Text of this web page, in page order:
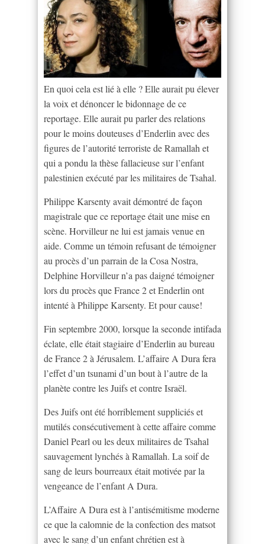
En quoi cela est lié à elle ? Elle aurait pu élever
la voix et dénoncer le bidonnage de ce
reportage. Elle aurait pu parler des relations
pour le moins douteuses d’Enderlin avec des
figures de l’autorité terroriste de Ramallah et
qui a pondu la thèse fallacieuse sur l’enfant
palestinien exécuté par les militaires de Tsahal.
Philippe Karsenty avait démontré de façon
magistrale que ce reportage était une mise en
scène. Horvilleur ne lui est jamais venue en
aide. Comme un témoin refusant de témoigner
au procès d’un parrain de la Cosa Nostra,
Delphine Horvilleur n’a pas daigné témoigner
lors du procès que France 2 et Enderlin ont
intenté à Philippe Karsenty. Et pour cause!
Fin septembre 2000, lorsque la seconde intifada
éclate, elle était stagiaire d’Enderlin au bureau
de France 2 à Jérusalem. L’affaire A Dura fera
l’effet d’un tsunami d’un bout à l’autre de la
planète contre les Juifs et contre Israël.
Des Juifs ont été horriblement suppliciés et
mutilés consécutivement à cette affaire comme
Daniel Pearl ou les deux militaires de Tsahal
sauvagement lynchés à Ramallah. La soif de
sang de leurs bourreaux était motivée par la
vengeance de l’enfant A Dura.
L’Affaire A Dura est à l’antisémitisme moderne
ce que la calomnie de la confection des matsot
avec le sang d’un enfant chrétien est à